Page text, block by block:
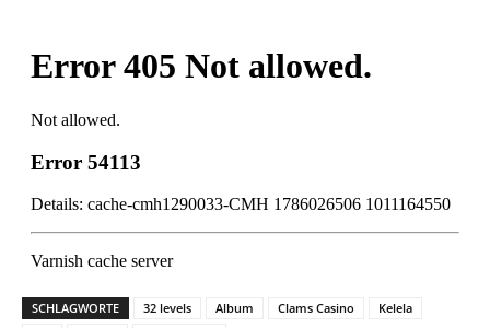
SCHLAGWORTE 32 levels Album Clams Casino
Kelela